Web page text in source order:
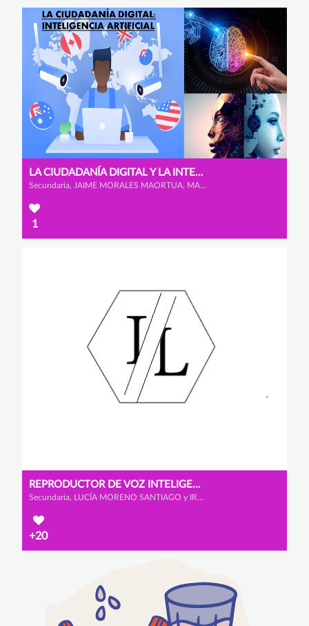
LA CIUDADANÍA DIGITAL Y LA INTELIGENCIA ARTIFICIAL
Secundaria, JAIME MORALES MAORTUA, MARIO MARCOS MATEOS y ÁLVARO GONZÁLEZ BENITO
1
REPRODUCTOR DE VOZ INTELIGENTE
Secundaria, LUCÍA MORENO SANTIAGO y IRENE MELÉNDEZ RODRÍGUEZ
+20